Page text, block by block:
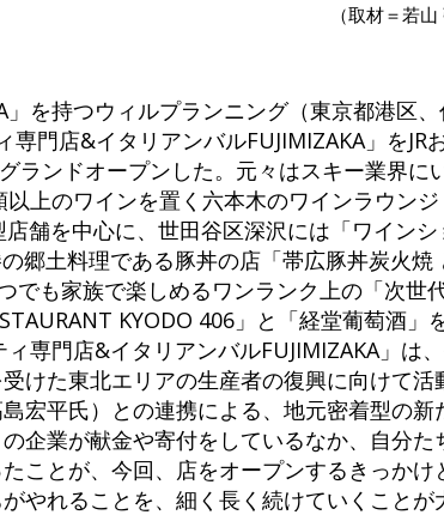
（取材＝若山
を持つウィルプランニング（東京都港区
門店&イタリアンバルFUJIMIZAKA」をJR
ランドオープンした。元々はスキー業界に
上のワインを置く六本木のワインラウンジ
舗を中心に、世田谷区深沢には「ワインシ
郷土料理である豚丼の店「帯広豚丼炭火焼
でも家族で楽しめるワンランク上の「次世
KYODO 406」と「経堂葡萄酒」
専門店&イタリアンバルFUJIMIZAKA」は
けた東北エリアの生産者の復興に向けて活
宏平氏）との連携による、地元密着型の新
企業が献金や寄付をしているなか、自分た
ことが、今回、店をオープンするきっかけ
やれることを、細く長く続けていくことが